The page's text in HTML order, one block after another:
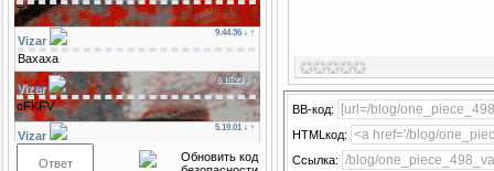
BB-код:
HTMLкод:
Ссылка: